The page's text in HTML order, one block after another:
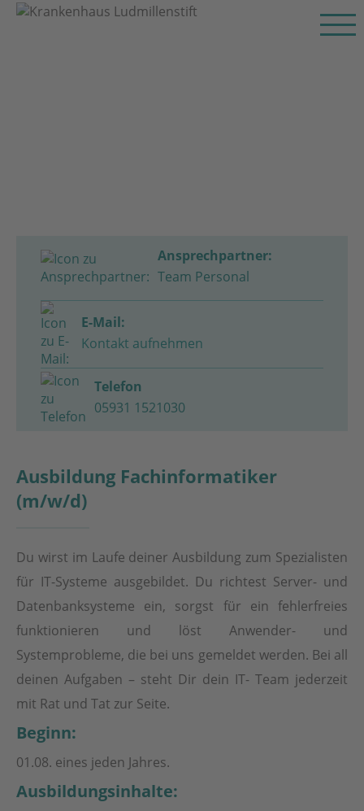
Ansprechpartner:
Team Personal
E-Mail:
Kontakt aufnehmen
Telefon
05931 1521030
Ausbildung Fachinformatiker
(m/w/d)
Du wirst im Laufe deiner Ausbildung zum Spezialisten
für IT-Systeme ausgebildet. Du richtest Server- und
Datenbanksysteme ein, sorgst für ein fehlerfreies
funktionieren und löst Anwender- und
Systemprobleme, die bei uns gemeldet werden. Bei all
deinen Aufgaben – steht Dir dein IT- Team jederzeit
mit Rat und Tat zur Seite.
Beginn:
01.08. eines jeden Jahres.
Ausbildungsinhalte: